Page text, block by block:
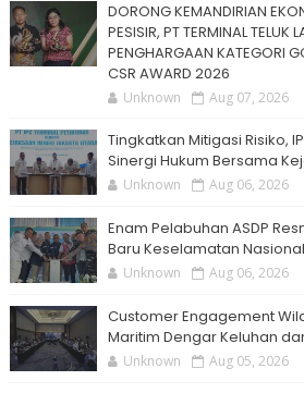
DORONG KEMANDIRIAN
PESISIR, PT TERMINAL TELUK
PENGHARGAAN KATEGORI
CSR AWARD 2026
Unknown Aug 07, 2026
Tingkatkan Mitigasi Risiko,
Sinergi Hukum Bersama
Unknown Aug 06, 2026
Enam Pelabuhan ASDP
Baru Keselamatan Nasional
Unknown Aug 06, 2026
Customer Engagement
Maritim Dengar Keluhan
Unknown Aug 05, 2026